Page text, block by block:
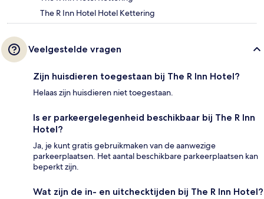
The R Inn Hotel Hotel Kettering
Veelgestelde vragen
Zijn huisdieren toegestaan bij The R Inn Hotel?
Helaas zijn huisdieren niet toegestaan.
Is er parkeergelegenheid beschikbaar bij The R Inn
Hotel?
Ja, je kunt gratis gebruikmaken van de aanwezige
parkeerplaatsen. Het aantal beschikbare parkeerplaatsen kan
beperkt zijn.
Wat zijn de in- en uitchecktijden bij The R Inn Hotel?